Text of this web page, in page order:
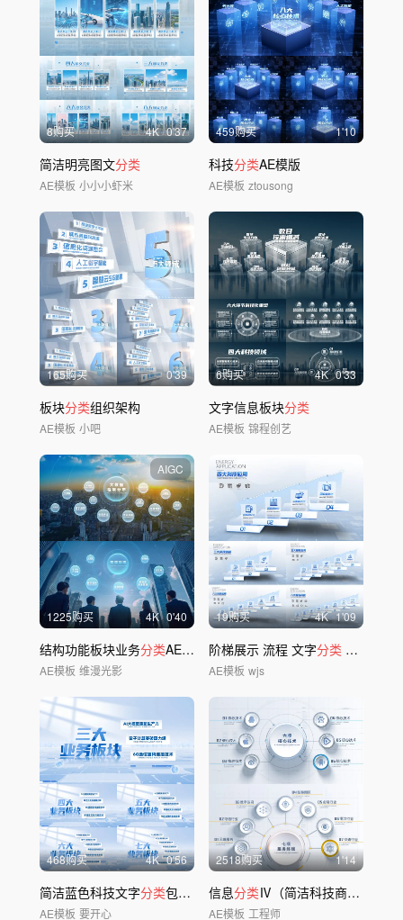
8购买 4K 0'37
简洁明亮图文分类
AE模板 小小小虾米
459购买 1'10
科技分类AE模版
AE模板 ztousong
165购买 0'39
板块分类组织架构
AE模板 小吧
6购买 4K 0'33
文字信息板块分类
AE模板 锦程创艺
AIGC
1225购买 4K 0'40
结构功能板块业务分类AE（含背景视频）
AE模板 维漫光影
19购买 4K 1'09
阶梯展示 流程 文字分类
AE模板 wjs
468购买 4K 0'56
简洁蓝色科技文字分类包装展示
AE模板 要开心
2518购买 1'14
信息分类Ⅳ（简洁科技商务应用
AE模板 工程师